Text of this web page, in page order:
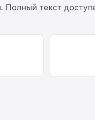
Полный текст